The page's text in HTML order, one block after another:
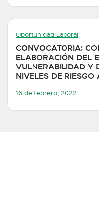
Oportunidad Laboral
CONVOCATORIA:
ELABORACIÓN DEL
VULNERABILIDAD Y
NIVELES DE RIESGO
16 de febrero, 2022